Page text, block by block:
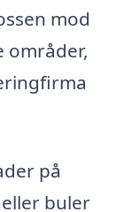
mod
områder,
på
buler